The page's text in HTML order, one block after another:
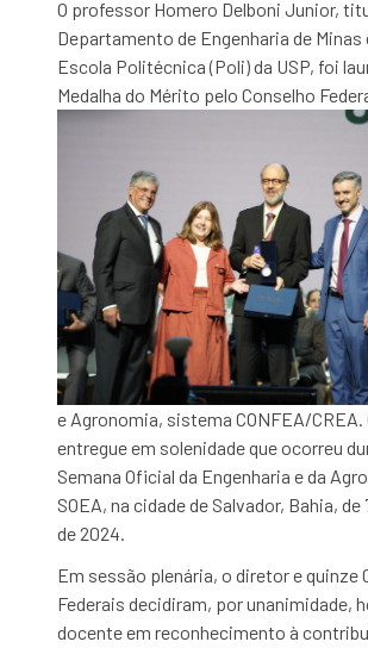
O professor Homero Delboni Junior,
Departamento de Engenharia de Minas
Escola Politécnica (Poli) da USP, foi
Medalha do Mérito pelo Conselho
e Agronomia, sistema CONFEA/CREA.
entregue em solenidade que ocorreu
Semana Oficial da Engenharia e da
SOEA, na cidade de Salvador, Bahia, de
de 2024.
Em sessão plenária, o diretor e quinze
Federais decidiram, por unanimidade,
docente em reconhecimento à